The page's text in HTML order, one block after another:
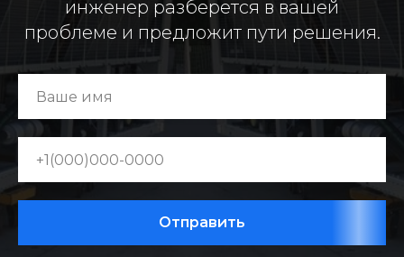
инженер разберется в вашей
проблеме и предложит пути решения.
Отправить